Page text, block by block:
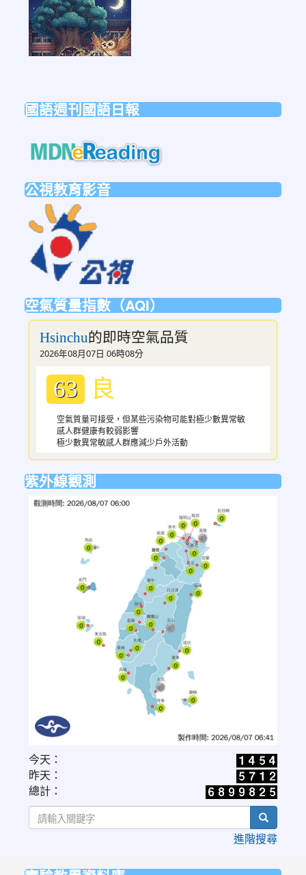
https://forms.gle/sb6qss7apF2uRjVc7
國語週刊國語日報
公視教育影音
空氣質量指數（AQI）
Hsinchu的即時空氣品質
2026年08月07日 06時08分
63 良
空氣質量可接受，但某些污染物可能對極少數異常敏
感人群健康有較弱影響
極少數異常敏感人群應減少戶外活動
紫外線觀測
link
to
https://www.cwa.gov.tw/V8/C/W/OBS_UVI.html
今天：
昨天：
總計：
search
進階搜尋